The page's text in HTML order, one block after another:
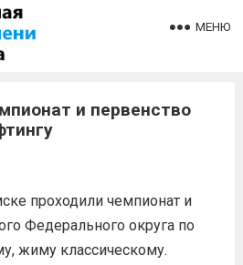
МЕНЮ
и первенство
проходили чемпионат и
Федерального округа по
жиму классическому.